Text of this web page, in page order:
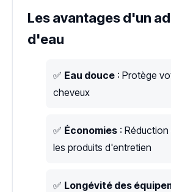
Les avantages d'un
d'eau
✅ Eau douce : Protège
cheveux
✅ Économies :
les produits d'entretien
✅ Longévité des